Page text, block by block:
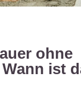
ohne
ist